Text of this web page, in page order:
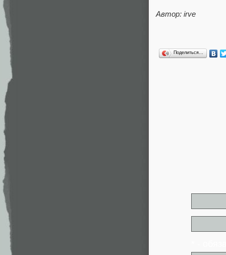
Автор: irve
Поделиться…